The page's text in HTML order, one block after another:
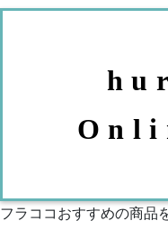
フラココおすすめの商品